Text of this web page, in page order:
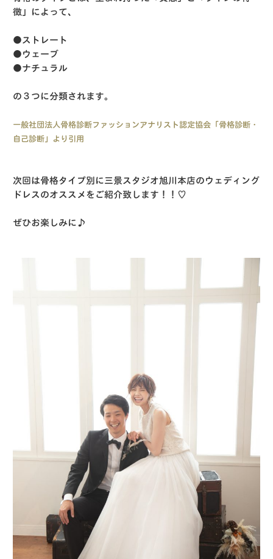
徴」によって、
●ストレート
●ウェーブ
●ナチュラル
の３つに分類されます。
一般社団法人骨格診断ファッションアナリスト認定協会「骨格診断・
自己診断」より引用
次回は骨格タイプ別に三景スタジオ旭川本店のウェディング
ドレスのオススメをご紹介致します！！♡
ぜひお楽しみに♪